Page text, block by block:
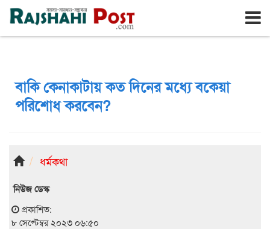
রাজশাহী শুক্রবার, ৭ই আগস্ট ২০২৬, ২৪শে শ্রাবণ ১৪৩৩
বাকি কেনাকাটায় কত দিনের মধ্যে বকেয়া
পরিশোধ করবেন?
ধর্মকথা
নিউজ ডেস্ক
প্রকাশিত:
৮ সেপ্টেম্বর ২০২৩ ০৬:৫০